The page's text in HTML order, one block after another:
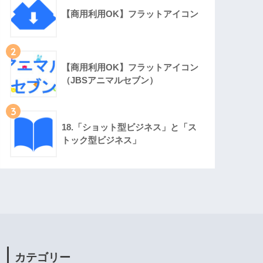
【商用利用OK】フラットアイコン
2
【商用利用OK】フラットアイコン
（JBSアニマルセブン）
3
18.「ショット型ビジネス」と「ス
トック型ビジネス」
カテゴリー